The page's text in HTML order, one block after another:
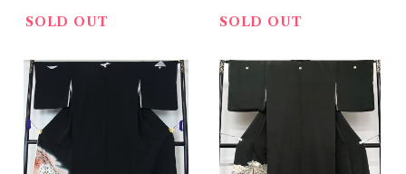
SOLD OUT
SOLD OUT